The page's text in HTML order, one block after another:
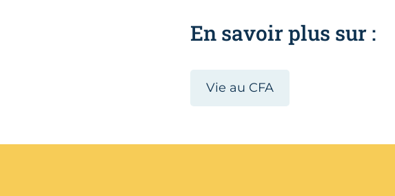
En savoir plus sur :
Vie au CFA